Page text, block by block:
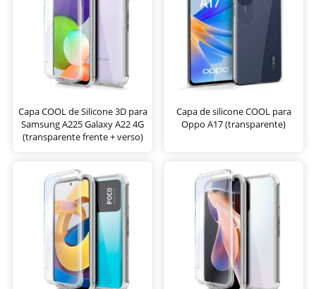
Capa COOL de Silicone 3D para
Samsung A225 Galaxy A22 4G
(transparente frente + verso)
Capa de silicone COOL para
Oppo A17 (transparente)